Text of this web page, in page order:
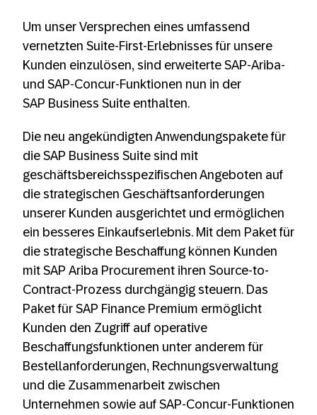
Um unser Versprechen eines umfassend
vernetzten Suite-First-Erlebnisses für unsere
Kunden einzulösen, sind erweiterte SAP-Ariba-
und SAP-Concur-Funktionen nun in der
SAP Business Suite enthalten.
Die neu angekündigten Anwendungspakete für
die SAP Business Suite sind mit
geschäftsbereichsspezifischen Angeboten auf
die strategischen Geschäftsanforderungen
unserer Kunden ausgerichtet und ermöglichen
ein besseres Einkaufserlebnis. Mit dem Paket für
die strategische Beschaffung können Kunden
mit SAP Ariba Procurement ihren Source-to-
Contract-Prozess durchgängig steuern. Das
Paket für SAP Finance Premium ermöglicht
Kunden den Zugriff auf operative
Beschaffungsfunktionen unter anderem für
Bestellanforderungen, Rechnungsverwaltung
und die Zusammenarbeit zwischen
Unternehmen sowie auf SAP-Concur-Funktionen